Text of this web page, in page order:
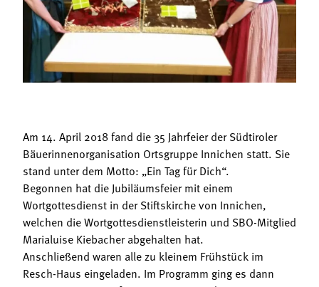
Mitgliedschaft
Landessekretariat
Bäuerliche Buffets
Hofgeschichten
Am 14. April 2018 fand die 35 Jahrfeier der Südtiroler
Bäuerinnenorganisation Ortsgruppe Innichen statt. Sie
stand unter dem Motto: „Ein Tag für Dich“.
Begonnen hat die Jubiläumsfeier mit einem
Wortgottesdienst in der Stiftskirche von Innichen,
welchen die Wortgottesdienstleisterin und SBO-Mitglied
Marialuise Kiebacher abgehalten hat.
Anschließend waren alle zu kleinem Frühstück im
Resch-Haus eingeladen. Im Programm ging es dann